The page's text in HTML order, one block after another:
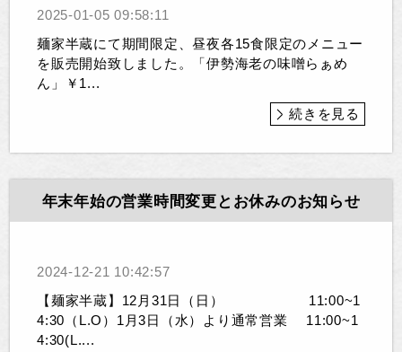
2025-01-05 09:58:11
麺家半蔵にて期間限定、昼夜各15食限定のメニュー
を販売開始致しました。「伊勢海老の味噌らぁめ
ん」￥1...
続きを見る
年末年始の営業時間変更とお休みのお知らせ
2024-12-21 10:42:57
【麺家半蔵】12月31日（日） 11:00~1
4:30（L.O）1月3日（水）より通常営業 11:00~1
4:30(L....